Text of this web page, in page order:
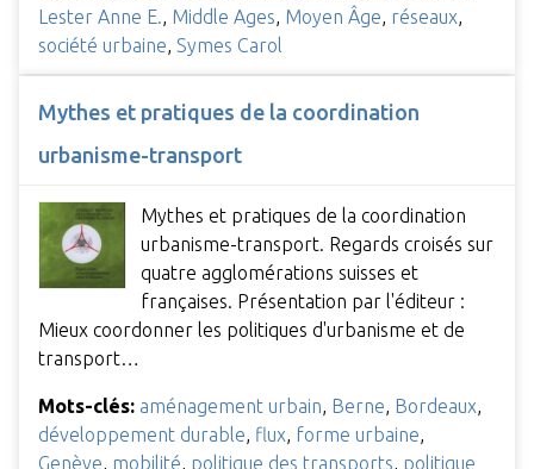
Lester Anne E., Middle Ages, Moyen Âge, réseaux,
société urbaine, Symes Carol
Mythes et pratiques de la coordination
urbanisme-transport
Mythes et pratiques de la coordination
urbanisme-transport. Regards croisés sur
quatre agglomérations suisses et
françaises. Présentation par l'éditeur :
Mieux coordonner les politiques d'urbanisme et de
transport…
Mots-clés: aménagement urbain, Berne, Bordeaux,
développement durable, flux, forme urbaine,
Genève, mobilité, politique des transports, politique